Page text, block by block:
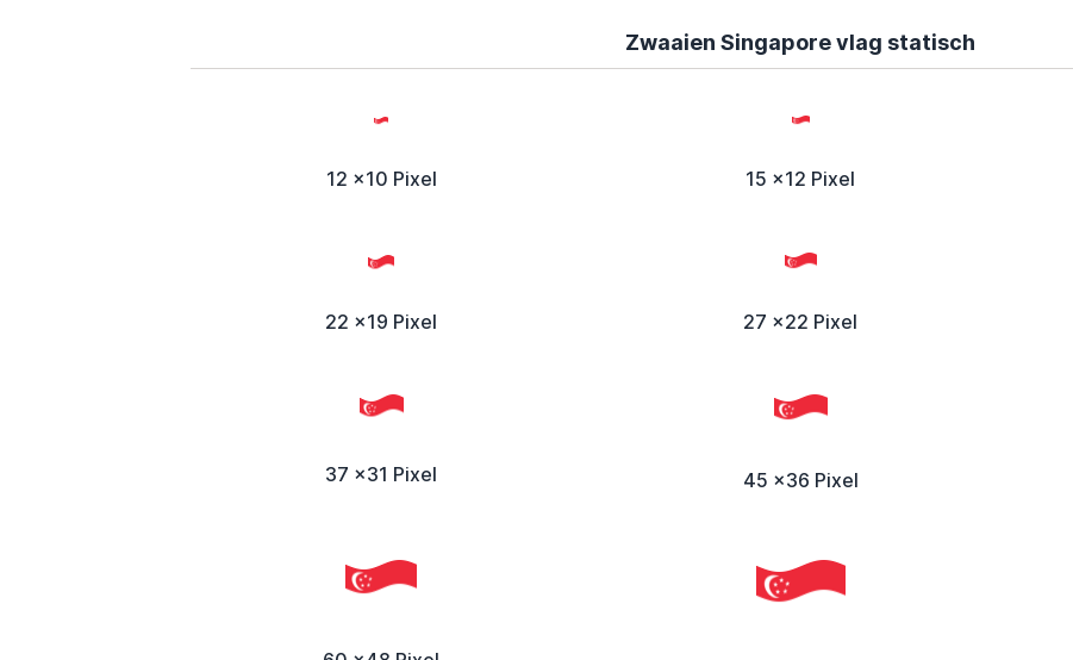
Zwaaien Singapore vlag statisch
12 x10 Pixel 15 x12 Pixel
22 x19 Pixel 27 x22 Pixel
37 x31 Pixel 45 x36 Pixel